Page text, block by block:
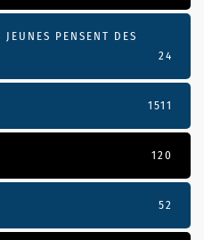
PENSENT DES
24
1511
120
52